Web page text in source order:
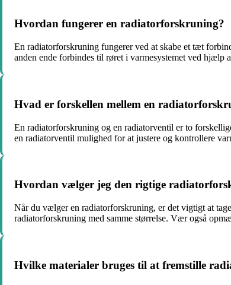
Hvordan fungerer en radiatorforskruning?
En radiatorforskruning fungerer ved at skabe et tæt
anden ende forbindes til røret i varmesystemet ved hjælp
Hvad er forskellen mellem en
En radiatorforskruning og en radiatorventil er to
en radiatorventil mulighed for at justere og kontrollere
Hvordan vælger jeg den rigtige
Når du vælger en radiatorforskruning, er det vigtigt at
radiatorforskruning med samme størrelse. Vær også
Hvilke materialer bruges til at fremstille